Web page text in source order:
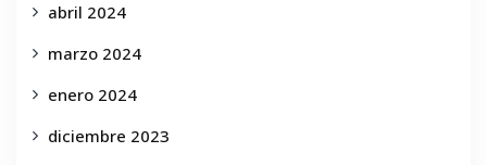
abril 2024
marzo 2024
enero 2024
diciembre 2023